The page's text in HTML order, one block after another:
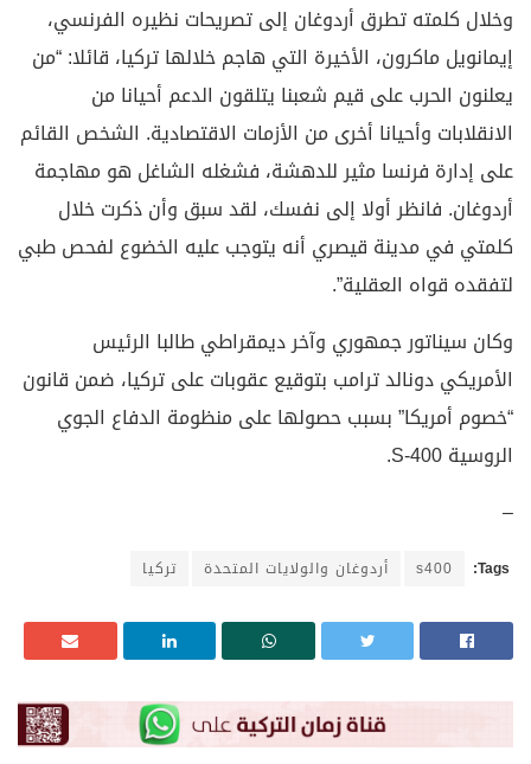
وخلال كلمته تطرق أردوغان إلى تصريحات نظيره الفرنسي،
إيمانويل ماكرون، الأخيرة التي هاجم خلالها تركيا، قائلا: “من
يعلنون الحرب على قيم شعبنا يتلقون الدعم أحيانا من
الانقلابات وأحيانا أخرى من الأزمات الاقتصادية. الشخص القائم
على إدارة فرنسا مثير للدهشة، فشغله الشاغل هو مهاجمة
أردوغان. فانظر أولا إلى نفسك، لقد سبق وأن ذكرت خلال
كلمتي في مدينة قيصري أنه يتوجب عليه الخضوع لفحص طبي
لتفقده قواه العقلية”.
وكان سيناتور جمهوري وآخر ديمقراطي طالبا الرئيس
الأمريكي دونالد ترامب بتوقيع عقوبات على تركيا، ضمن قانون
“خصوم أمريكا” بسبب حصولها على منظومة الدفاع الجوي
الروسية S-400.
–
Tags:
s400 أردوغان والولايات المتحدة تركيا